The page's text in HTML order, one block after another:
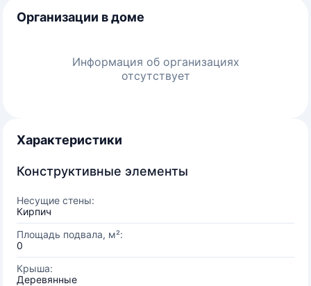
Организации в доме
Информация об организациях
отсутствует
Характеристики
Конструктивные элементы
Несущие стены:
Кирпич
Площадь подвала, м²:
0
Крыша:
Деревянные